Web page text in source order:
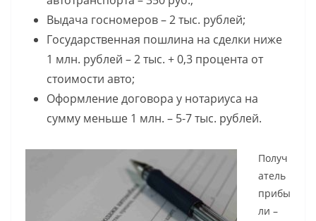
Выдача госномеров – 2 тыс. рублей;
Государственная пошлина на сделки ниже
1 млн. рублей – 2 тыс. + 0,3 процента от
стоимости авто;
Оформление договора у нотариуса на
сумму меньше 1 млн. – 5-7 тыс. рублей.
Получ
атель
прибы
ли –